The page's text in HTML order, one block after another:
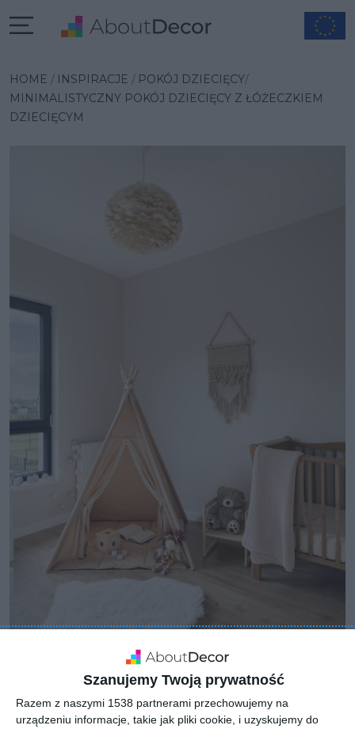
Szanujemy Twoją prywatność
Razem z naszymi 1538 partnerami przechowujemy na
urządzeniu informacje, takie jak pliki cookie, i uzyskujemy do
HOME INSPIRACJE
POKÓJ DZIECIĘCY
MINIMALISTYCZNY POKÓJ DZIECIĘCY Z ŁÓŻECZKIEM
DZIECIĘCYM